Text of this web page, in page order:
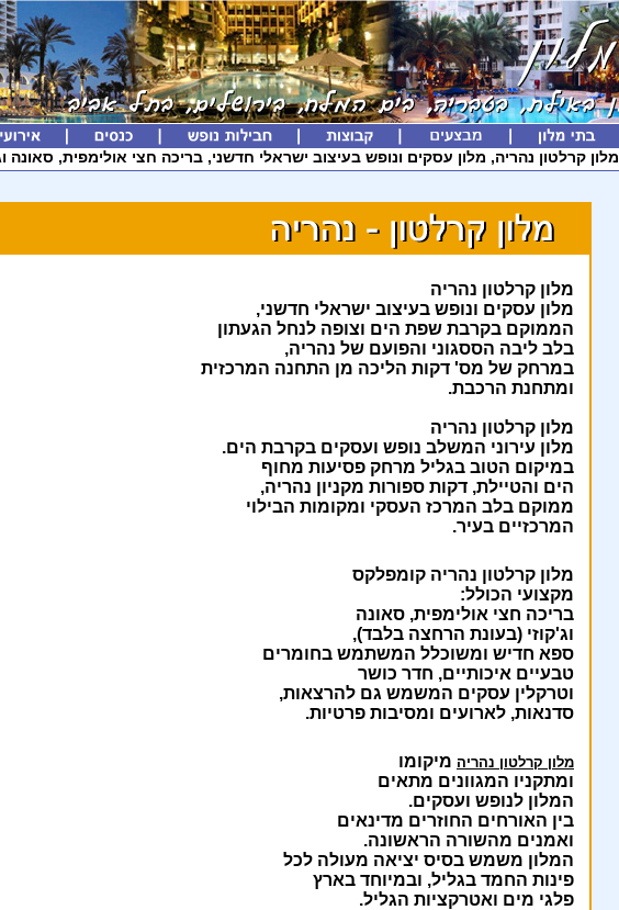
מלון קרלטון נהריה, מלון עסקים ונופש בעיצוב ישראלי חדשני, בריכה חצי אולימפית, סאונה
מלון קרלטון נהריה
מלון עסקים ונופש בעיצוב ישראלי חדשני,
הממוקם בקרבת שפת הים וצופה לנחל הגעתון
בלב ליבה הססגוני והפועם של נהריה,
במרחק של מס' דקות הליכה מן התחנה המרכזית
ומתחנת הרכבת.
מלון קרלטון נהריה
מלון עירוני המשלב נופש ועסקים בקרבת הים.
במיקום הטוב בגליל מרחק פסיעות מחוף
הים והטיילת, דקות ספורות מקניון נהריה,
ממוקם בלב המרכז העסקי ומקומות הבילוי
המרכזיים בעיר.
מלון קרלטון נהריה קומפלקס
מקצועי הכולל:
בריכה חצי אולימפית, סאונה
וג'קוזי (בעונת הרחצה בלבד),
ספא חדיש ומשוכלל המשתמש בחומרים
טבעיים איכותיים, חדר כושר
וטרקלין עסקים המשמש גם להרצאות,
סדנאות, לארועים ומסיבות פרטיות.
מלון קרלטון נהריה מיקומו
ומתקניו המגוונים מתאים
המלון לנופש ועסקים.
בין האורחים החוזרים מדינאים
ואמנים מהשורה הראשונה.
המלון משמש בסיס יציאה מעולה לכל
פינות החמד בגליל, ובמיוחד בארץ
פלגי מים ואטרקציות הגליל.